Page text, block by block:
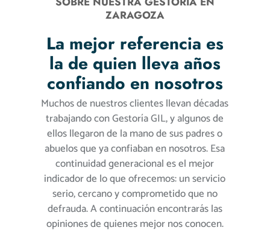
ZARAGOZA
La mejor referencia es
la de quien lleva años
confiando en nosotros
Muchos de nuestros clientes llevan décadas
trabajando con Gestoría GIL, y algunos de
ellos llegaron de la mano de sus padres o
abuelos que ya confiaban en nosotros. Esa
continuidad generacional es el mejor
indicador de lo que ofrecemos: un servicio
serio, cercano y comprometido que no
defrauda. A continuación encontrarás las
opiniones de quienes mejor nos conocen.